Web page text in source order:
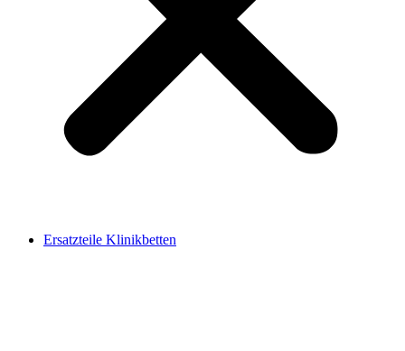
Ersatzteile Klinikbetten